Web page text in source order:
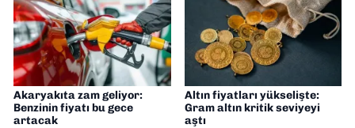
Akaryakıta zam geliyor:
Benzinin fiyatı bu gece
artacak
Altın fiyatları yükselişte:
Gram altın kritik seviyeyi
aştı